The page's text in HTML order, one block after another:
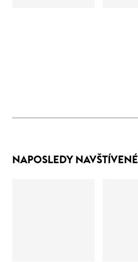
NAPOSLEDY NAVŠTÍVENÉ